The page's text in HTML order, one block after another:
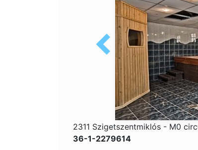
2311 Szigetszentmiklós - M0
36-1-2279614